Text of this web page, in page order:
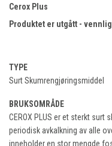
Cerox Plus
Produktet er utgått -
TYPE
Surt Skumrengjøringsmiddel
BRUKSOMRÅDE
CEROX PLUS er et sterkt surt
periodisk avkalkning av alle
inneholder en stor mengde